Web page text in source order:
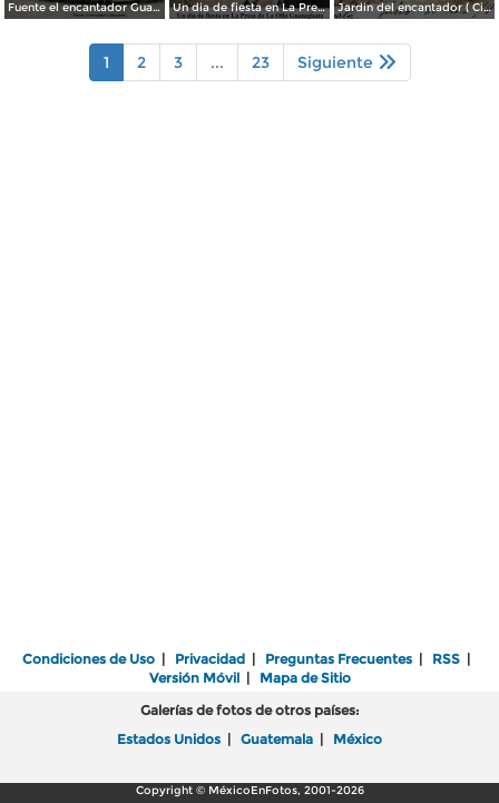
Fuente el encantador Guanajuato. Un dia de fiesta en La Presa de La Olla Guanajuato ( Circulada el 9 de Agosto de 1905 ). Jardin del encantador ( Circulada el 30 de Julio de 1905 ).
1 2 3 ... 23 Siguiente
Condiciones de Uso | Privacidad | Preguntas Frecuentes | RSS |
Versión Móvil| Mapa de Sitio
Galerías de fotos de otros países:
Estados Unidos | Guatemala | México
Copyright © MéxicoEnFotos, 2001-2026